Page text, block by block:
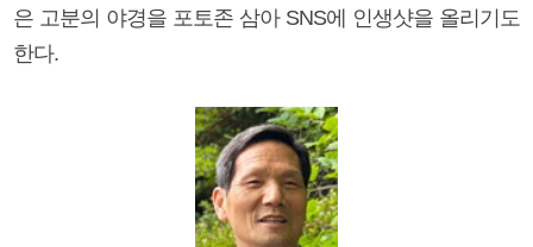
은 고분의 야경을 포토존 삼아 SNS에 인생샷을 올리기도
한다.